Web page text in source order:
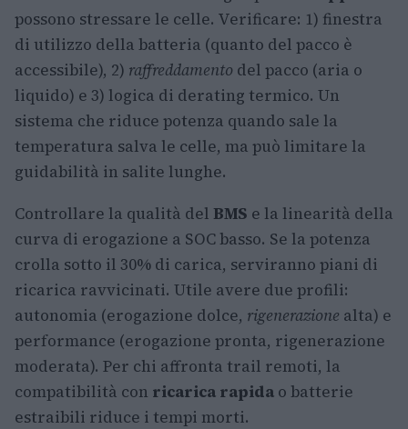
possono stressare le celle. Verificare: 1) finestra
di utilizzo della batteria (quanto del pacco è
accessibile), 2) raffreddamento del pacco (aria o
liquido) e 3) logica di derating termico. Un
sistema che riduce potenza quando sale la
temperatura salva le celle, ma può limitare la
guidabilità in salite lunghe.
Controllare la qualità del BMS e la linearità della
curva di erogazione a SOC basso. Se la potenza
crolla sotto il 30% di carica, serviranno piani di
ricarica ravvicinati. Utile avere due profili:
autonomia (erogazione dolce, rigenerazione alta) e
performance (erogazione pronta, rigenerazione
moderata). Per chi affronta trail remoti, la
compatibilità con ricarica rapida o batterie
estraibili riduce i tempi morti.